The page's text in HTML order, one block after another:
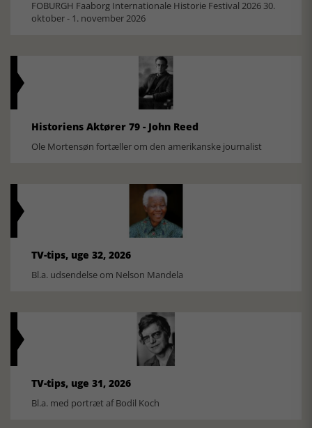
FOBURGH Faaborg Internationale Historie Festival 2026 30.
oktober - 1. november 2026
Historiens Aktører 79 - John Reed
Ole Mortensøn fortæller om den amerikanske journalist
TV-tips, uge 32, 2026
Bl.a. udsendelse om Nelson Mandela
TV-tips, uge 31, 2026
Bl.a. med portræt af Bodil Koch